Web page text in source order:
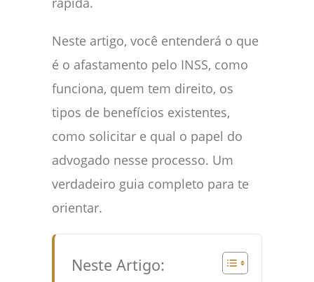
Neste artigo, você entenderá o que
é o afastamento pelo INSS, como
funciona, quem tem direito, os
tipos de benefícios existentes,
como solicitar e qual o papel do
advogado nesse processo. Um
verdadeiro guia completo para te
orientar.
Neste Artigo: